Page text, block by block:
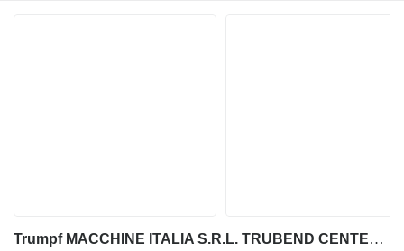
Trumpf MACCHINE ITALIA S.R.L. TRUBEND CENTER 7030 AUTOMATYCZNE CENTRUM